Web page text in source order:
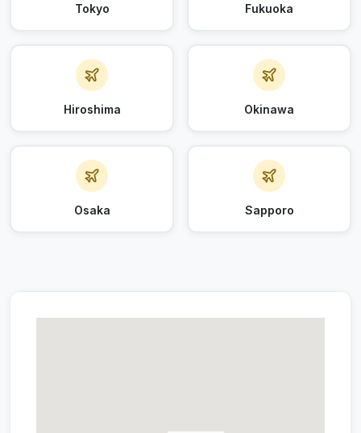
Tokyo Fukuoka
Hiroshima Okinawa
Osaka Sapporo